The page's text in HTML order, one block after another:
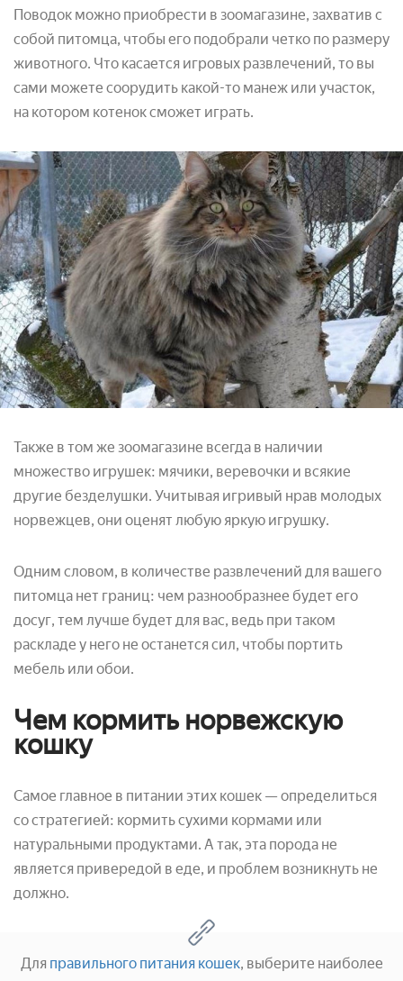
Поводок можно приобрести в зоомагазине, захватив с
собой питомца, чтобы его подобрали четко по размеру
животного. Что касается игровых развлечений, то вы
сами можете соорудить какой-то манеж или участок,
на котором котенок сможет играть.
Также в том же зоомагазине всегда в наличии
множество игрушек: мячики, веревочки и всякие
другие безделушки. Учитывая игривый нрав молодых
норвежцев, они оценят любую яркую игрушку.
Одним словом, в количестве развлечений для вашего
питомца нет границ: чем разнообразнее будет его
досуг, тем лучше будет для вас, ведь при таком
раскладе у него не останется сил, чтобы портить
мебель или обои.
Чем кормить норвежскую
кошку
Самое главное в питании этих кошек — определиться
со стратегией: кормить сухими кормами или
натуральными продуктами. А так, эта порода не
является привередой в еде, и проблем возникнуть не
должно.
Для правильного питания кошек, выберите наиболее